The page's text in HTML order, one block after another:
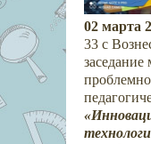
02 марта
33 с